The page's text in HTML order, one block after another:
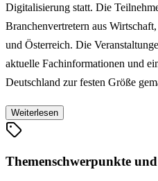
Digitalisierung statt. Die
Branchenvertretern aus
und Österreich. Die
aktuelle Fachinformationen und
Deutschland zur festen Größe
Weiterlesen
Themenschwerpunkte